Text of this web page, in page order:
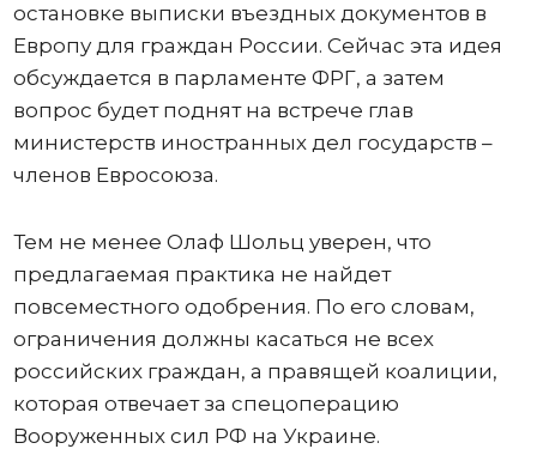
остановке выписки въездных документов в
Европу для граждан России. Сейчас эта идея
обсуждается в парламенте ФРГ, а затем
вопрос будет поднят на встрече глав
министерств иностранных дел государств –
членов Евросоюза.
Тем не менее Олаф Шольц уверен, что
предлагаемая практика не найдет
повсеместного одобрения. По его словам,
ограничения должны касаться не всех
российских граждан, а правящей коалиции,
которая отвечает за спецоперацию
Вооруженных сил РФ на Украине.